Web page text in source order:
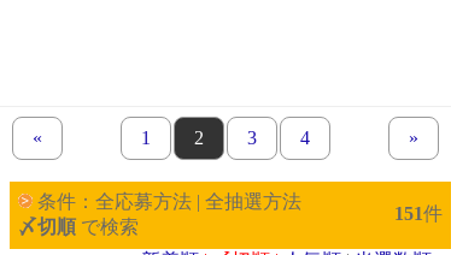
« previous set of pages
page
1 page
2 page
3 page
4 next
»
条件：全応募方法 | 全抽選方法
〆切順 で検索
151件